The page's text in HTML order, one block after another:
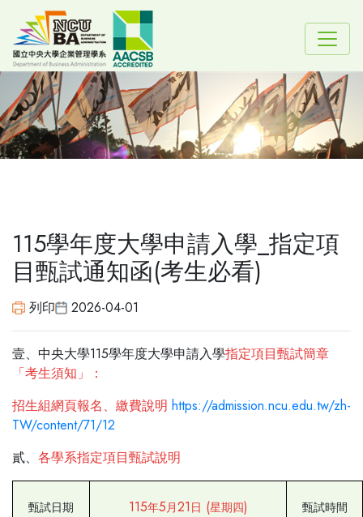
115學年度大學申請入學_指定項
目甄試通知函(考生必看)
列印 2026-04-01
壹、中央大學115學年度大學申請入學指定項目甄試簡章
「考生須知」：
招生組網頁報名、繳費說明 https://admission.ncu.edu.tw/zh-
TW/content/71/12
貳、 各學系指定項目甄試說明
甄試日期 115年5 月 21 日 (星期四) 甄試時間